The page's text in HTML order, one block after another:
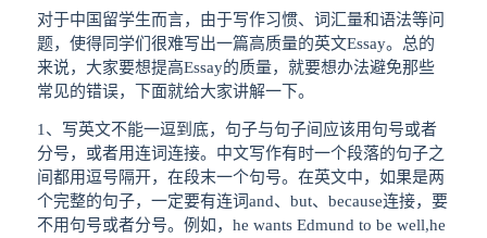
对于中国留学生而言，由于写作习惯、词汇量和语法等问
题，使得同学们很难写出一篇高质量的英文Essay。总的
来说，大家要想提高Essay的质量，就要想办法避免那些
常见的错误，下面就给大家讲解一下。
1、写英文不能一逗到底，句子与句子间应该用句号或者
分号，或者用连词连接。中文写作有时一个段落的句子之
间都用逗号隔开，在段末一个句号。在英文中，如果是两
个完整的句子，一定要有连词and、but、because连接，要
不用句号或者分号。例如，he wants Edmund to be well,he